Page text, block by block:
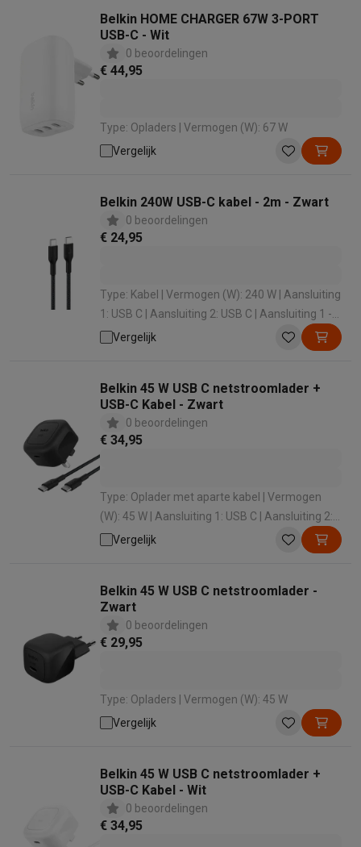
Belkin HOME CHARGER 67W 3-PORT
USB-C - Wit
0 beoordelingen
€ 44,95
Type: Opladers | Vermogen (W): 67 W
Vergelijk
Belkin 240W USB-C kabel - 2m - Zwart
0 beoordelingen
€ 24,95
Type: Kabel | Vermogen (W): 240 W | Aansluiting
1: USB C | Aansluiting 2: USB C | Aansluiting 1 -
Geslacht: Male
Vergelijk
Belkin 45 W USB C netstroomlader +
USB-C Kabel - Zwart
0 beoordelingen
€ 34,95
Type: Oplader met aparte kabel | Vermogen
(W): 45 W | Aansluiting 1: USB C | Aansluiting 2:
USB C | Aansluiting 1 - Geslacht: Male
Vergelijk
Belkin 45 W USB C netstroomlader -
Zwart
0 beoordelingen
€ 29,95
Type: Opladers | Vermogen (W): 45 W
Vergelijk
Belkin 45 W USB C netstroomlader +
USB-C Kabel - Wit
0 beoordelingen
€ 34,95